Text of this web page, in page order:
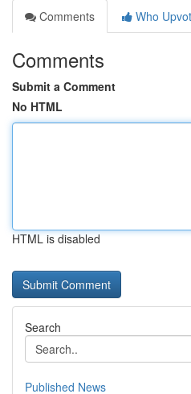
Comments
Who
Comments
Submit a Comment
No HTML
HTML is disabled
Search
Published News